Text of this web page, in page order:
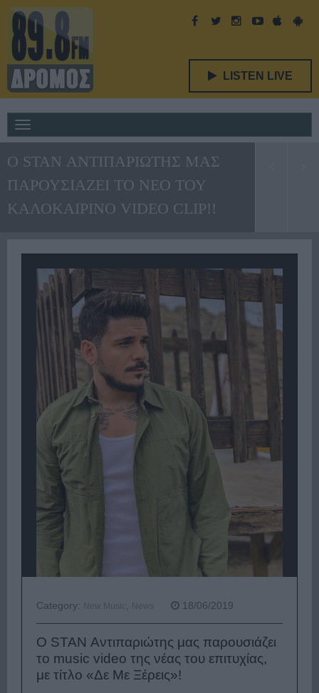
LISTEN LIVE
navigation
O STAN ΑΝΤΙΠΑΡΙΩΤΗΣ ΜΑΣ
ΠΑΡΟΥΣΙΑΖΕΙ ΤΟ ΝΕΟ ΤΟΥ
ΚΑΛΟΚΑΙΡΙΝΟ VIDEO CLIP!!
Category: New Music News 18/06/2019
Ο STAN Αντιπαριώτης μας παρουσιάζει
το music video της νέας του επιτυχίας,
με τίτλο «Δε Με Ξέρεις»!